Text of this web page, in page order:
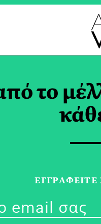
το
ΕΓΓPΑΦΕΙΤΕ